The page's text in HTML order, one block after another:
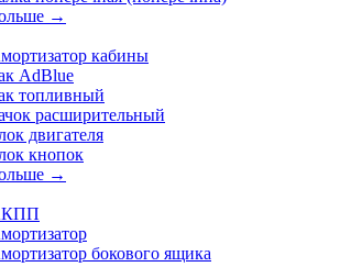
→
кабины
AdBlue
топливный
расширительный
двигателя
кнопок
→
бокового ящика